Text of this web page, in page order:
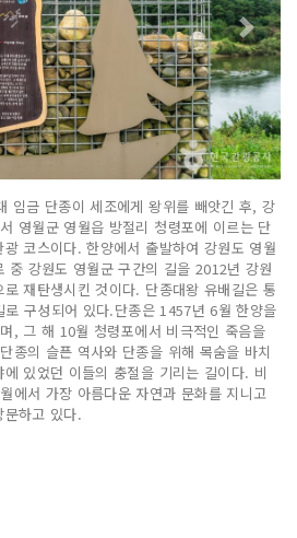
임금 단종이 세조에게 왕위를 빼앗긴 후, 강
영월군 영월읍 방절리 청령포에 이르는 단
코스이다. 한양에서 출발하여 강원도 영월
중 강원도 영월군 구간의 길을 2012년 강원
재탄생시킨 것이다. 단종대왕 유배길은 통
구성되어 있다.단종은 1457년 6월 한양을
, 그 해 10월 청령포에서 비극적인 죽음을
종의 슬픈 역사와 단종을 위해 목숨을 바치
있었던 이들의 충절을 기리는 길이다. 비
에서 가장 아름다운 자연과 문화를 지니고
하고 있다.